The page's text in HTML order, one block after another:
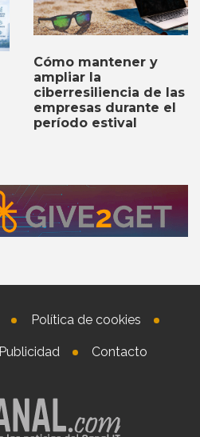
Cómo mantener y
ampliar la
ciberresiliencia de las
empresas durante el
período estival
Política de cookies
Publicidad Contacto